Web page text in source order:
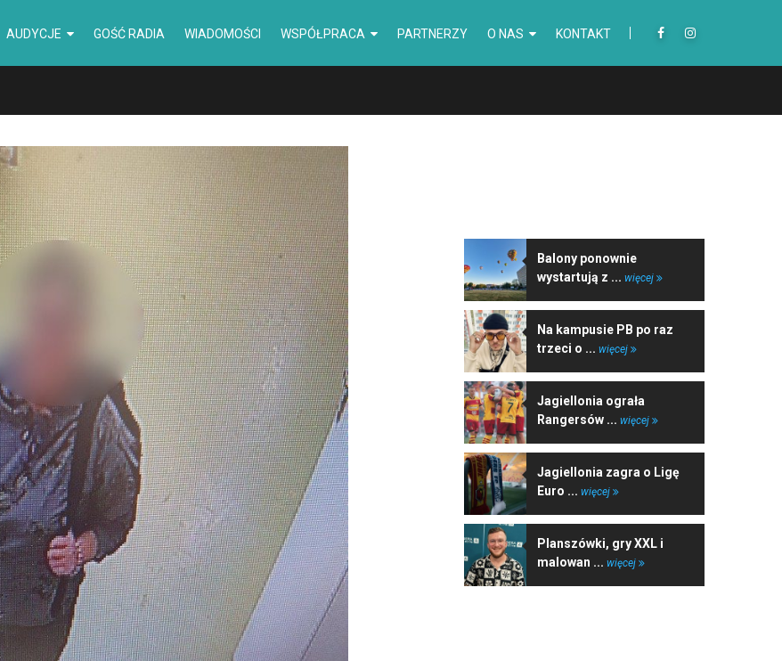
AUDYCJE GOŚĆ RADIA WIADOMOŚCI WSPÓŁPRACA PARTNERZY O NAS KONTAKT
Balony ponownie
wystartują z ... więcej
Na kampusie PB po raz
trzeci o ... więcej
Jagiellonia ograła
Rangersów ... więcej
Jagiellonia zagra o Ligę
Euro ... więcej
Planszówki, gry XXL i
malowan ... więcej